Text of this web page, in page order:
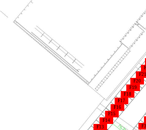
F21
F20
F19
F18
F17
F16
F15
F14
F13